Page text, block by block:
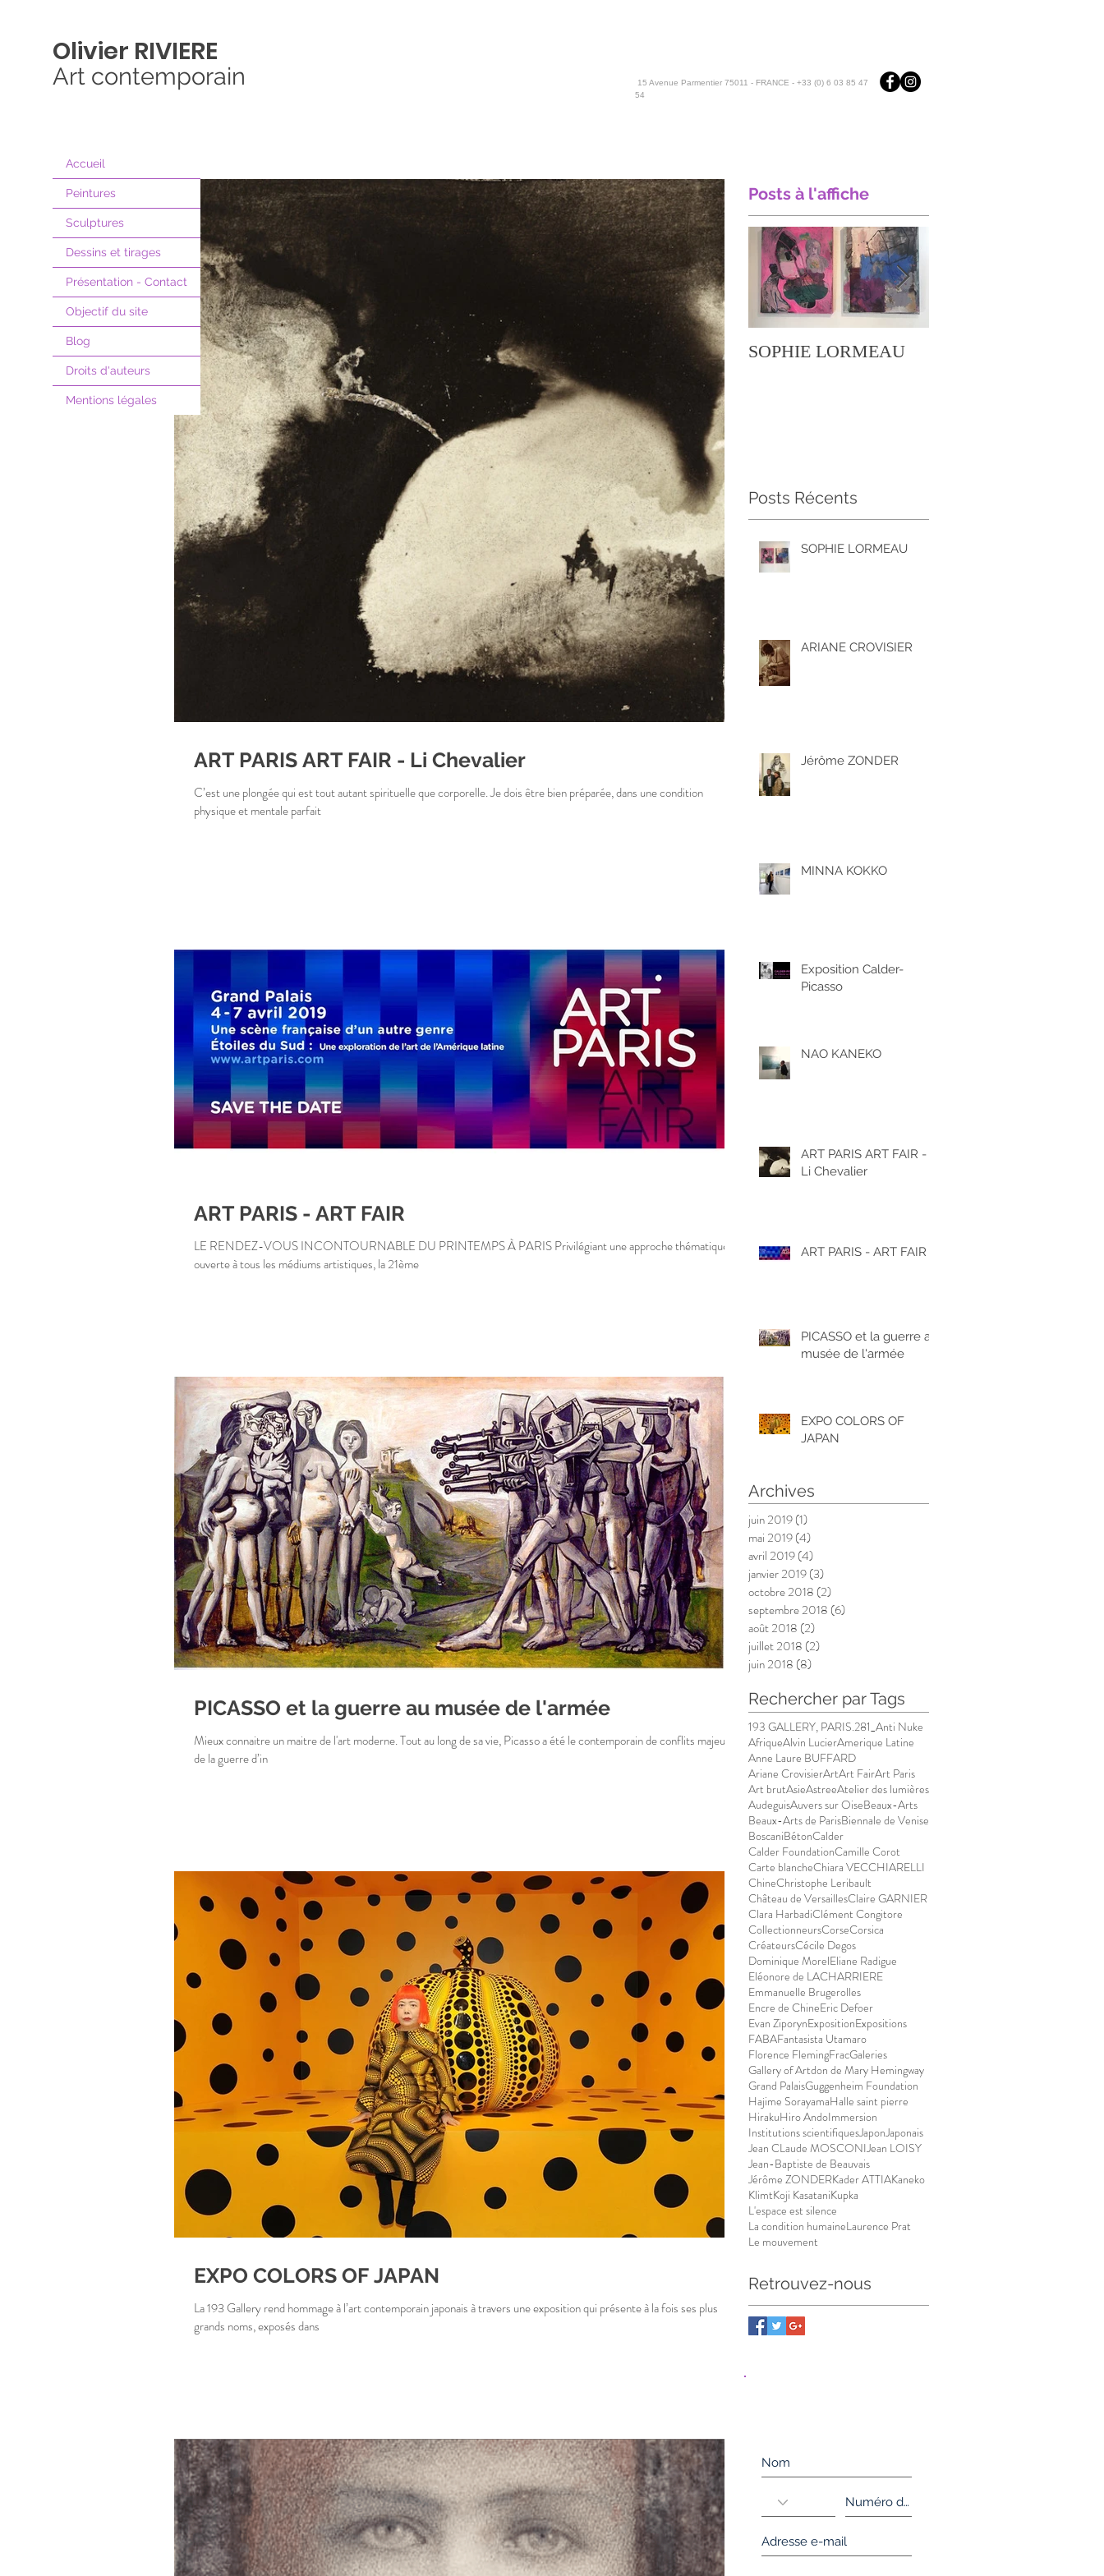
Accueil
Peintures
Sculptures
Dessins et tirages
Présentation - Contact
Objectif du site
Blog
Droits d'auteurs
Mentions légales
Olivier RIVIERE
Art contemporain
15 Avenue Parmentier 75011 - FRANCE - +33 (0) 6 03 85 47
54
ART PARIS ART FAIR - Li Chevalier
C’est une plongée qui est tout autant spirituelle que corporelle. Je dois être bien préparée, dans une condition
physique et mentale parfait
ART PARIS - ART FAIR
LE RENDEZ-VOUS INCONTOURNABLE DU PRINTEMPS À PARIS Privilégiant une approche thématique et
ouverte à tous les médiums artistiques, la 21ème
PICASSO et la guerre au musée de l'armée
Mieux connaitre un maitre de l'art moderne. Tout au long de sa vie, Picasso a été le contemporain de conflits majeurs,
de la guerre d’in
EXPO COLORS OF JAPAN
La 193 Gallery rend hommage à l’art contemporain japonais à travers une exposition qui présente à la fois ses plus
grands noms, exposés dans
Posts à l'affiche
SOPHIE LORMEAU
Posts Récents
SOPHIE LORMEAU
ARIANE CROVISIER
Jérôme ZONDER
MINNA KOKKO
Exposition Calder-
Picasso
NAO KANEKO
ART PARIS ART FAIR -
Li Chevalier
ART PARIS - ART FAIR
PICASSO et la guerre au
musée de l'armée
EXPO COLORS OF
JAPAN
Archives
juin 2019(1)
mai 2019(4)
avril 2019(4)
janvier 2019(3)
octobre 2018 (2)
septembre 2018 (6)
août 2018 (2)
juillet 2018 (2)
juin 2018 (8)
Rechercher par Tags
193 GALLERY, PARIS.281_Anti Nuke
AfriqueAlvin LucierAmerique Latine
Anne Laure BUFFARD
Ariane CrovisierArtArt FairArt Paris
Art brutAsieAstreeAtelier des lumières
AudeguisAuvers sur OiseBeaux-Arts
Beaux-Arts de ParisBiennale de Venise
BoscaniBétonCalder
Calder FoundationCamille Corot
Carte blancheChiara VECCHIARELLI
ChineChristophe Leribault
Château de VersaillesClaire GARNIER
Clara HarbadiClément Congitore
CollectionneursCorseCorsica
CréateursCécile Degos
Dominique MorelEliane Radigue
Eléonore de LACHARRIERE
Emmanuelle Brugerolles
Encre de ChineEric Defoer
Evan ZiporynExpositionExpositions
FABAFantasista Utamaro
Florence FlemingFracGaleries
Gallery of Artdon de Mary Hemingway
Grand PalaisGuggenheim Foundation
Hajime SorayamaHalle saint pierre
HirakuHiro AndoImmersion
Institutions scientifiquesJaponJaponais
Jean CLaude MOSCONIJean LOISY
Jean-Baptiste de Beauvais
Jérôme ZONDERKader ATTIAKaneko
KlimtKoji KasataniKupka
L'espace est silence
La condition humaineLaurence Prat
Le mouvement
Retrouvez-nous